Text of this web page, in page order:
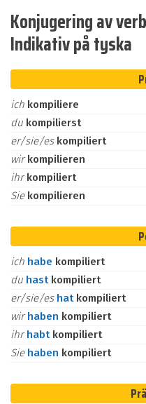
Konjugering av
Indikativ på tyska
ich kompiliere
du kompilierst
er/sie/es kompiliert
wirkompilieren
ihrkompiliert
Sie kompilieren
ich habe kompiliert
du hast kompiliert
er/sie/es hat kompiliert
wirhaben kompiliert
ihrhabt kompiliert
Sie haben kompiliert